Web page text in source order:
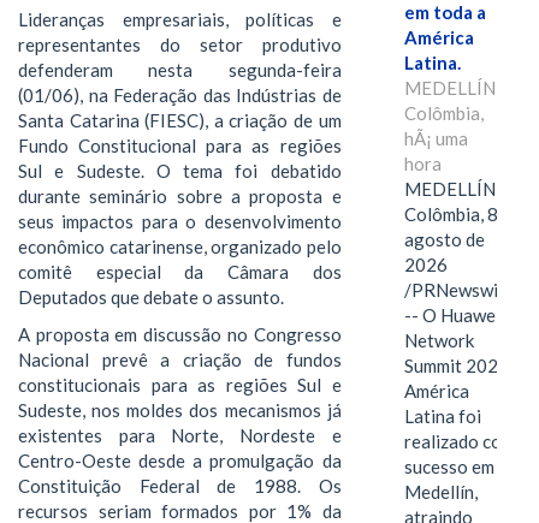
Lideranças empresariais, políticas e
representantes do setor produtivo
defenderam nesta segunda-feira
(01/06), na Federação das Indústrias de
Santa Catarina (FIESC), a criação de um
Fundo Constitucional para as regiões
Sul e Sudeste. O tema foi debatido
durante seminário sobre a proposta e
seus impactos para o desenvolvimento
econômico catarinense, organizado pelo
comitê especial da Câmara dos
Deputados que debate o assunto.
A proposta em discussão no Congresso
Nacional prevê a criação de fundos
constitucionais para as regiões Sul e
Sudeste, nos moldes dos mecanismos já
existentes para Norte, Nordeste e
Centro-Oeste desde a promulgação da
Constituição Federal de 1988. Os
recursos seriam formados por 1% da
em toda a
América
Latina.
MEDELLÍN,
Colômbia,
hÃ¡ uma
hora
MEDELLÍN,
Colômbia, 8 de
agosto de
2026
/PRNewswire/
-- O Huawei
Network
Summit 2026
América
Latina foi
realizado com
sucesso em
Medellín,
atraindo